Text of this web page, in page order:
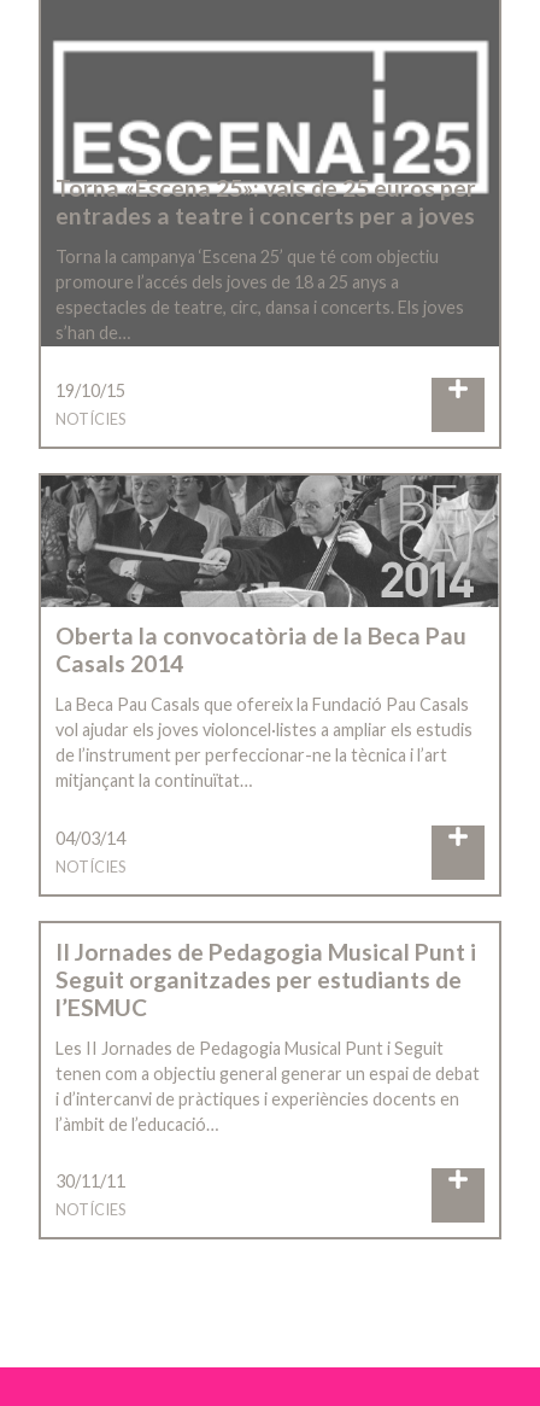
Torna «Escena 25»: vals de 25 euros per
entrades a teatre i concerts per a joves
Torna la campanya ‘Escena 25’ que té com objectiu
promoure l’accés dels joves de 18 a 25 anys a
espectacles de teatre, circ, dansa i concerts. Els joves
s’han de…
19/10/15
NOTÍCIES
Oberta la convocatòria de la Beca Pau
Casals 2014
La Beca Pau Casals que ofereix la Fundació Pau Casals
vol ajudar els joves violoncel·listes a ampliar els estudis
de l’instrument per perfeccionar-ne la tècnica i l’art
mitjançant la continuïtat…
04/03/14
NOTÍCIES
II Jornades de Pedagogia Musical Punt i
Seguit organitzades per estudiants de
l’ESMUC
Les II Jornades de Pedagogia Musical Punt i Seguit
tenen com a objectiu general generar un espai de debat
i d’intercanvi de pràctiques i experiències docents en
l’àmbit de l’educació…
30/11/11
NOTÍCIES